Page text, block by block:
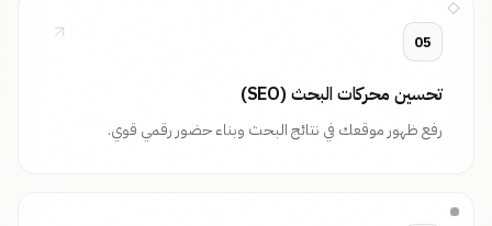
05
تحسين محركات البحث (SEO)
رفع ظهور موقعك في نتائج البحث وبناء حضور رقمي قوي.